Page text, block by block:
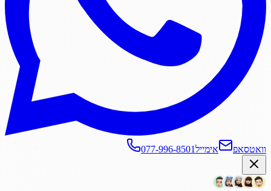
וואטסאפ אימייל077-996-8501